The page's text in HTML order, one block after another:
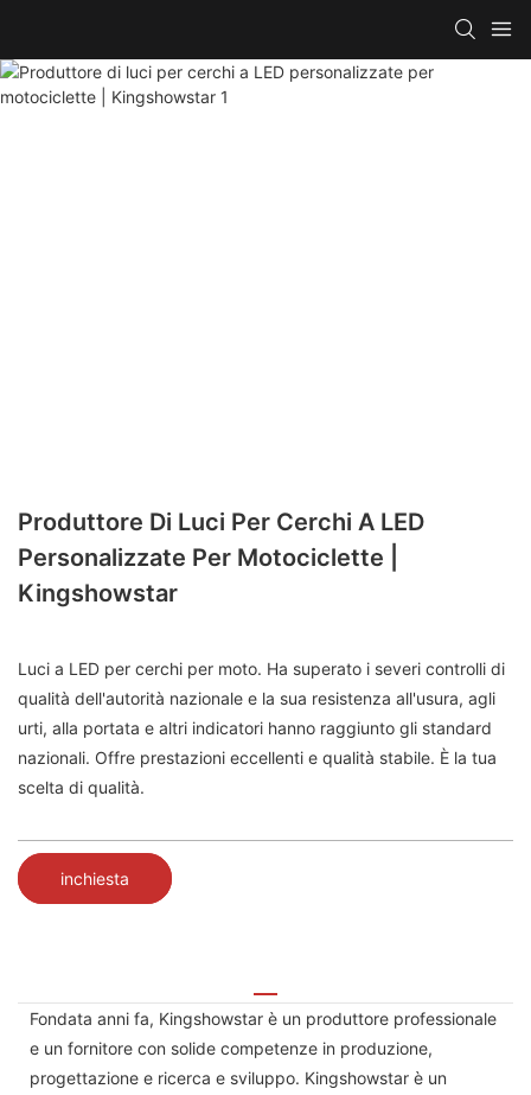
Produttore Di Luci Per Cerchi A LED
Personalizzate Per Motociclette |
Kingshowstar
Luci a LED per cerchi per moto. Ha superato i severi controlli di
qualità dell'autorità nazionale e la sua resistenza all'usura, agli
urti, alla portata e altri indicatori hanno raggiunto gli standard
nazionali. Offre prestazioni eccellenti e qualità stabile. È la tua
scelta di qualità.
inchiesta
Fondata anni fa, Kingshowstar è un produttore professionale
e un fornitore con solide competenze in produzione,
progettazione e ricerca e sviluppo. Kingshowstar è un